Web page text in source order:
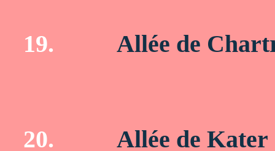
19. Allée de
20. Allée de Kater